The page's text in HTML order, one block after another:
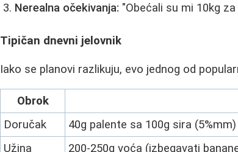
Nerealna očekivanja: "Obećali su mi 10kg
Tipičan dnevni jelovnik
Iako se planovi razlikuju, evo jednog od
Obrok
Doručak
40g palente sa 100g sira
Užina
200-250g voća (izbegavati